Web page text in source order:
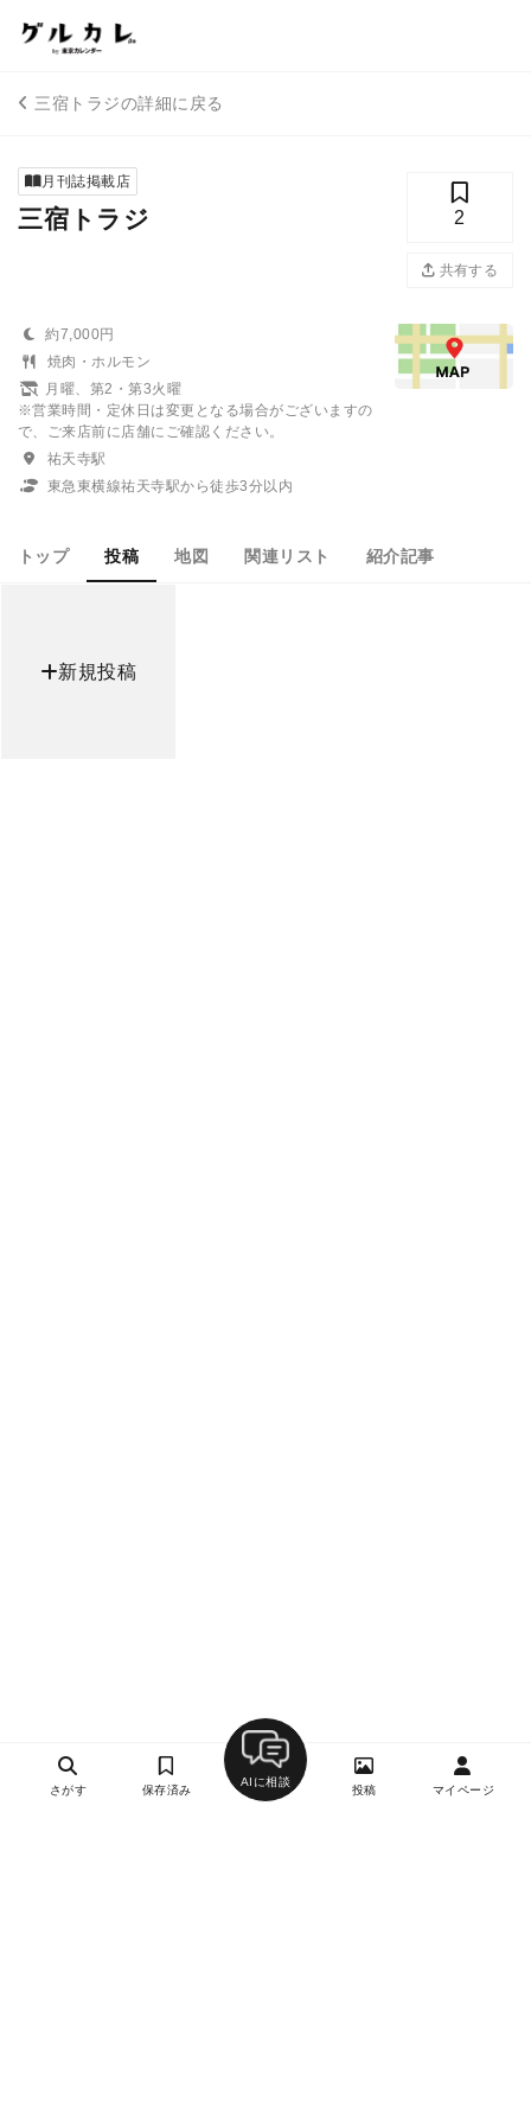
三宿トラジの詳細に戻る
月刊誌掲載店
三宿トラジ 2
共有する
約7,000円
焼肉・ホルモン
月曜、第2・第3火曜
※営業時間・定休日は変更となる場合がございますの
で、ご来店前に店舗にご確認ください。
祐天寺駅
東急東横線祐天寺駅から徒歩3分以内
トップ 投稿 地図 関連リスト 紹介記事
新規投稿
さがす 保存済み
AIに相談
投稿 マイページ